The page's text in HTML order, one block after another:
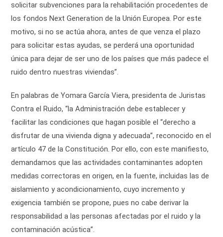
solicitar subvenciones para la rehabilitación procedentes de
los fondos Next Generation de la Unión Europea. Por este
motivo, si no se actúa ahora, antes de que venza el plazo
para solicitar estas ayudas, se perderá una oportunidad
única para dejar de ser uno de los países que más padece el
ruido dentro nuestras viviendas”.
En palabras de Yomara García Viera, presidenta de Juristas
Contra el Ruido, “la Administración debe establecer y
facilitar las condiciones que hagan posible el “derecho a
disfrutar de una vivienda digna y adecuada”, reconocido en el
artículo 47 de la Constitución. Por ello, con este manifiesto,
demandamos que las actividades contaminantes adopten
medidas correctoras en origen, en la fuente, incluidas las de
aislamiento y acondicionamiento, cuyo incremento y
exigencia también se propone, pues no cabe derivar la
responsabilidad a las personas afectadas por el ruido y la
contaminación acústica”.